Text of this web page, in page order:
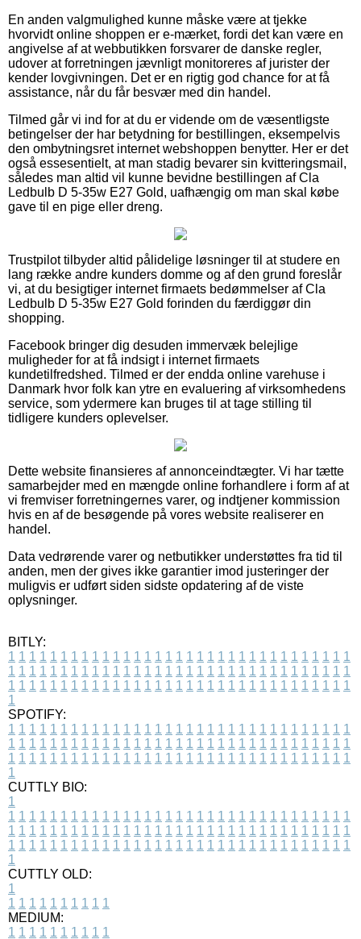
En anden valgmulighed kunne måske være at tjekke
hvorvidt online shoppen er e-mærket, fordi det kan være en
angivelse af at webbutikken forsvarer de danske regler,
udover at forretningen jævnligt monitoreres af jurister der
kender lovgivningen. Det er en rigtig god chance for at få
assistance, når du får besvær med din handel.
Tilmed går vi ind for at du er vidende om de væsentligste
betingelser der har betydning for bestillingen, eksempelvis
den ombytningsret internet webshoppen benytter. Her er det
også essesentielt, at man stadig bevarer sin kvitteringsmail,
således man altid vil kunne bevidne bestillingen af Cla
Ledbulb D 5-35w E27 Gold, uafhængig om man skal købe
gave til en pige eller dreng.
Trustpilot tilbyder altid pålidelige løsninger til at studere en
lang række andre kunders domme og af den grund foreslår
vi, at du besigtiger internet firmaets bedømmelser af Cla
Ledbulb D 5-35w E27 Gold forinden du færdiggør din
shopping.
Facebook bringer dig desuden immervæk belejlige
muligheder for at få indsigt i internet firmaets
kundetilfredshed. Tilmed er der endda online varehuse i
Danmark hvor folk kan ytre en evaluering af virksomhedens
service, som ydermere kan bruges til at tage stilling til
tidligere kunders oplevelser.
Dette website finansieres af annonceindtægter. Vi har tætte
samarbejder med en mængde online forhandlere i form af at
vi fremviser forretningernes varer, og indtjener kommission
hvis en af de besøgende på vores website realiserer en
handel.
Data vedrørende varer og netbutikker understøttes fra tid til
anden, men der gives ikke garantier imod justeringer der
muligvis er udført siden sidste opdatering af de viste
oplysninger.
BITLY:
1 1 1 1 1 1 1 1 1 1 1 1 1 1 1 1 1 1 1 1 1 1 1 1 1 1 1 1 1 1 1 1 1
1 1 1 1 1 1 1 1 1 1 1 1 1 1 1 1 1 1 1 1 1 1 1 1 1 1 1 1 1 1 1 1 1
1 1 1 1 1 1 1 1 1 1 1 1 1 1 1 1 1 1 1 1 1 1 1 1 1 1 1 1 1 1 1 1 1
1
SPOTIFY:
1 1 1 1 1 1 1 1 1 1 1 1 1 1 1 1 1 1 1 1 1 1 1 1 1 1 1 1 1 1 1 1 1
1 1 1 1 1 1 1 1 1 1 1 1 1 1 1 1 1 1 1 1 1 1 1 1 1 1 1 1 1 1 1 1 1
1 1 1 1 1 1 1 1 1 1 1 1 1 1 1 1 1 1 1 1 1 1 1 1 1 1 1 1 1 1 1 1 1
1
CUTTLY BIO:
1
1 1 1 1 1 1 1 1 1 1 1 1 1 1 1 1 1 1 1 1 1 1 1 1 1 1 1 1 1 1 1 1 1
1 1 1 1 1 1 1 1 1 1 1 1 1 1 1 1 1 1 1 1 1 1 1 1 1 1 1 1 1 1 1 1 1
1 1 1 1 1 1 1 1 1 1 1 1 1 1 1 1 1 1 1 1 1 1 1 1 1 1 1 1 1 1 1 1 1
1
CUTTLY OLD:
1
1 1 1 1 1 1 1 1 1 1
MEDIUM:
1 1 1 1 1 1 1 1 1 1